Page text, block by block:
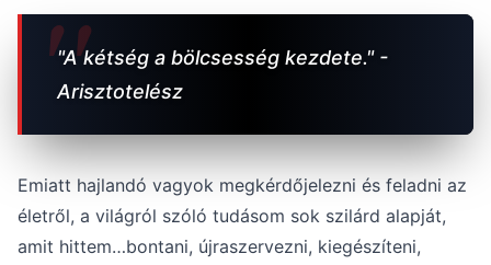
"A kétség a bölcsesség kezdete." -
Arisztotelész
Emiatt hajlandó vagyok megkérdőjelezni és feladni az
életről, a világról szóló tudásom sok szilárd alapját,
amit hittem…bontani, újraszervezni, kiegészíteni,